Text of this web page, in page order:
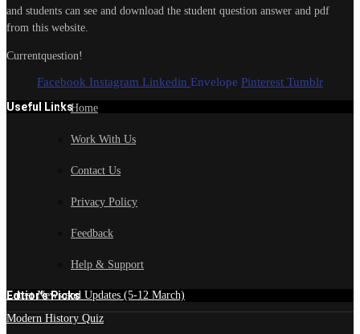
and students can see and download the student question answer and pdf
from this website.
Currentquestion!
Facebook Instagram Linkedin Envelope Pinterest Tumblr
Useful LinksHome
Work With Us
Contact Us
Privacy Policy
Feedback
Help & Support
Edtior's Picks
Latest News and Updates (5-12 March)
Modern History Quiz